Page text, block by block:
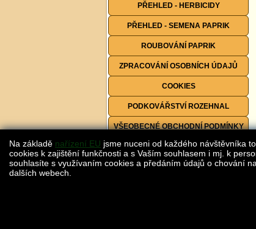
PŘEHLED - HERBICIDY
PŘEHLED - SEMENA PAPRIK
ROUBOVÁNÍ PAPRIK
ZPRACOVÁNÍ OSOBNÍCH ÚDAJŮ
COOKIES
PODKOVÁŘSTVÍ ROZEHNAL
VŠEOBECNÉ OBCHODNÍ PODMÍNKY
FORMULÁŘE KE STAŽENÍ
Na základě nařízení EU jsme nuceni od každého návštěvníka
cookies k zajištění funkčnosti a s Vaším souhlasem i mj. k
souhlasíte s využívaním cookies a předáním údajů o chování
dalších webech.